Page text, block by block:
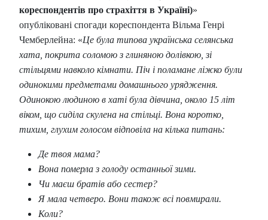
кореспондентів про страхіття в Україні)»
опубліковані спогади кореспондента Вільма Генрі
Чемберлейна: «Це була типова українська селянська
хата, покрита соломою з глиняною долівкою, зі
стільцями навколо кімнати. Піч і поламане ліжко були
одинокими предметами домашнього урядження.
Одинокою людиною в хаті була дівчина, около 15 літ
віком, що сиділа скулена на стільці. Вона коротко,
тихим, глухим голосом відповіла на кілька питань:
Де твоя мама?
Вона померла з голоду останньої зими.
Чи маєш братів або сестер?
Я мала четверо. Вони також всі повмирали.
Коли?